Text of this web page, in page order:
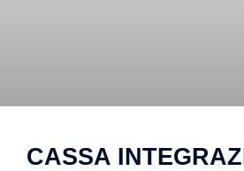
CASSA